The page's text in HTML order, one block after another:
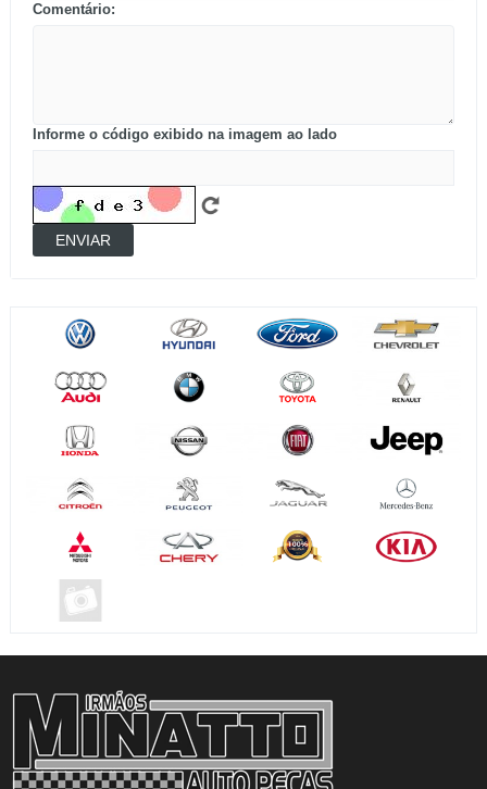
Comentário:
Informe o código exibido na imagem ao lado
ENVIAR